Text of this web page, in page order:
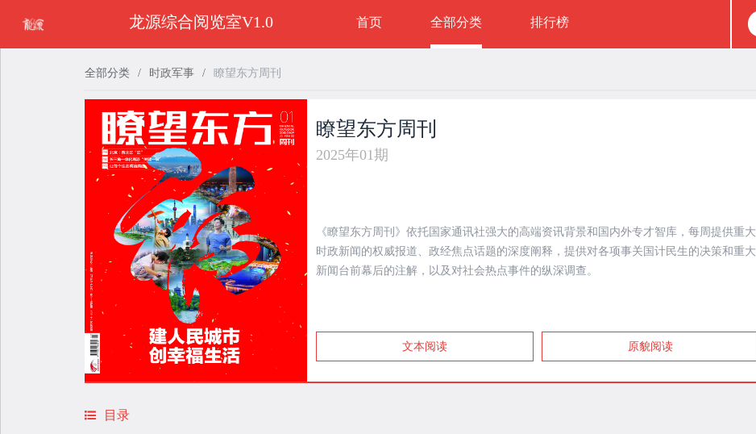
全部分类 / 时政军事 / 瞭望东方周刊
瞭望东方周刊
2025年01期
《瞭望东方周刊》依托国家通讯社强大的高端资讯背景和国内外专才智库，每周提供重大
时政新闻的权威报道、政经焦点话题的深度阐释，提供对各项事关国计民生的决策和重大
新闻台前幕后的注解，以及对社会热点事件的纵深调查。
文本阅读 原貌阅读
目录
龙源综合阅览室V1.0 首页 全部分类 排行榜